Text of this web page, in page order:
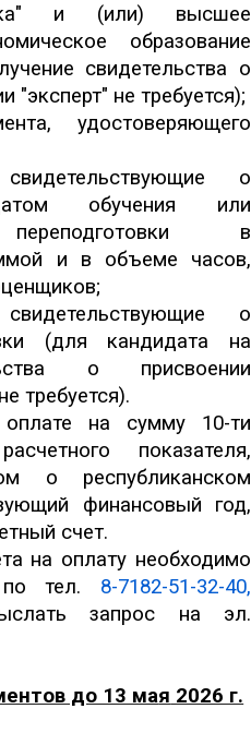
и (или) высшее
образование
свидетельства о
"эксперт" не требуется);
удостоверяющего
о
обучения или
переподготовки в
и в объеме часов,
о
(для кандидата на
о присвоении
требуется).
на сумму 10-ти
показателя,
о республиканском
финансовый год,
счет.
на оплату необходимо
по тел. 8-7182-51-32-40,
запрос на эл.
до 13 мая 2026 г.